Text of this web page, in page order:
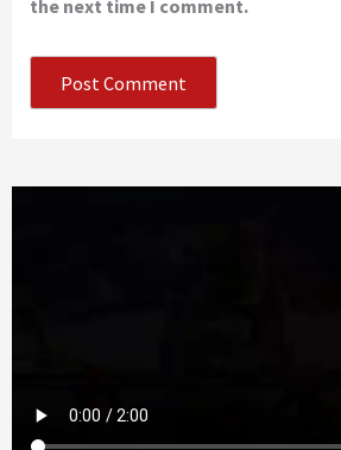
the next time I comment.